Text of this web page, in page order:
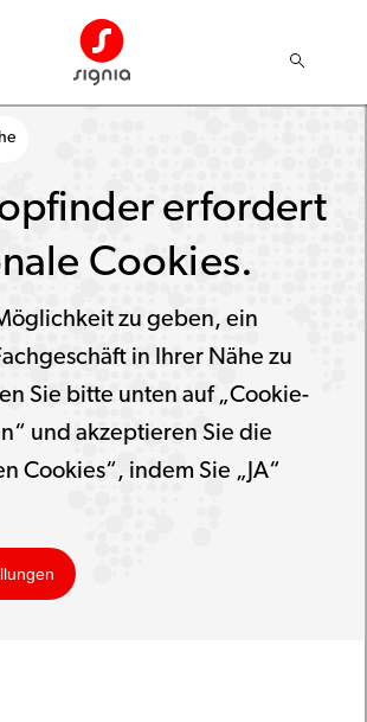
erfordert
Cookies.
zu geben, ein
in Ihrer Nähe zu
Sie bitte unten auf „Cookie-
und akzeptieren Sie die
Cookies“, indem Sie „JA“